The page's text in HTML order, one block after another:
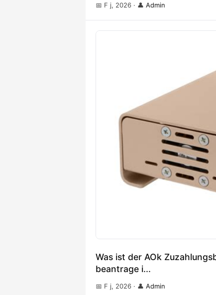
📅 F j, 2026 · 👤 Admin
Was ist der AOk
beantrage i...
📅 F j, 2026 · 👤 Admin